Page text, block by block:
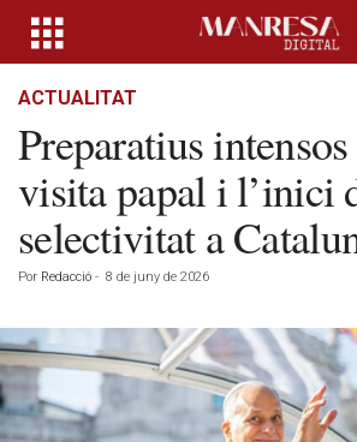
ACTUALITAT
Preparatius
visita papal i l’inici
selectivitat a
Por Redacció - 8 de juny de 2026